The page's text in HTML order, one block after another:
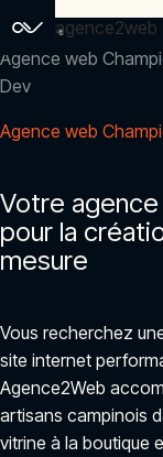
agence2web
Accueil
Agence web
Dev
Agence web
Votre
pour la
mesure
Vous recherchez
site internet
Agence2Web
artisans campinois
vitrine à la boutique